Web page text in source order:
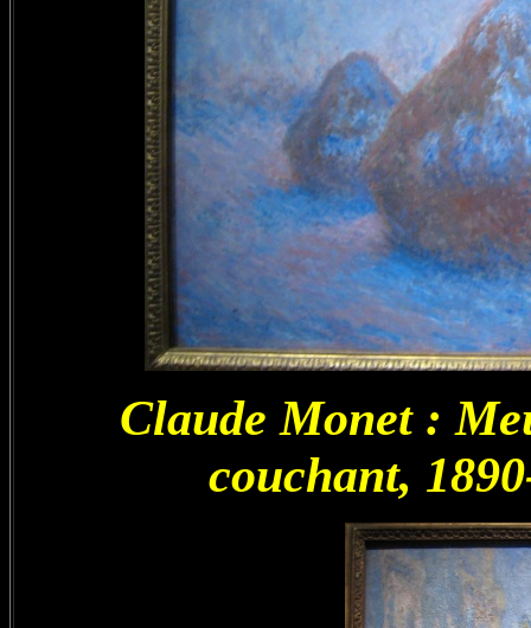
Claude Monet :
couchant,